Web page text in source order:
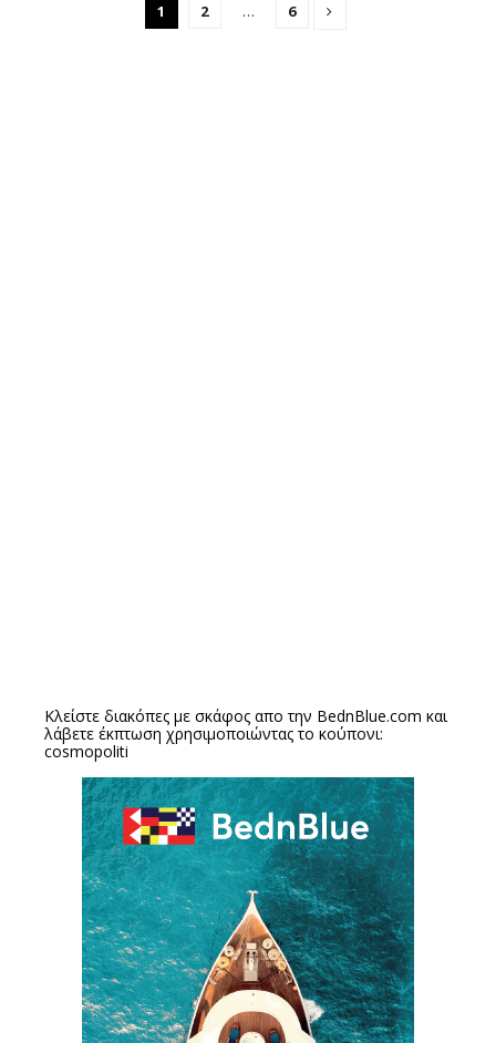
1 2 … 6
Κλείστε διακόπες με σκάφος απο την BednBlue.com και
λάβετε έκπτωση χρησιμοποιώντας το κούπονι:
cosmopoliti